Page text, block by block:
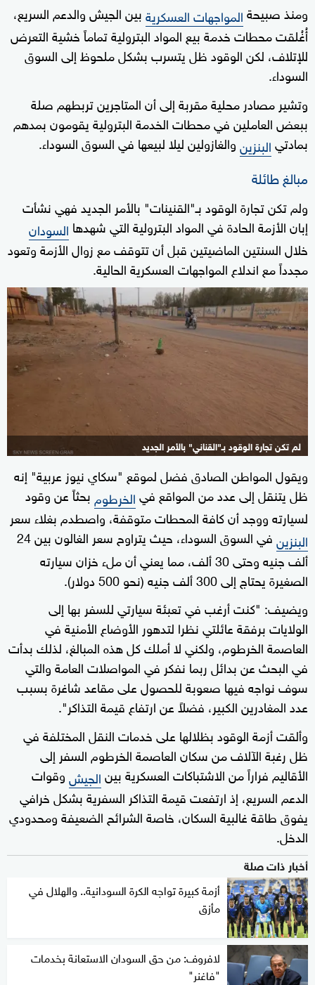
ومنذ صبيحةالمواجهات العسكريةبين الجيش والدعم السريع،
أُغُلقت محطات خدمة بيع المواد البترولية تماماً خشية التعرض
للإتلاف، لكن الوقود ظل يتسرب بشكل ملحوظ إلى السوق
السوداء.
وتشير مصادر محلية مقربة إلى أن المتاجرين تربطهم صلة
ببعض العاملين في محطات الخدمة البترولية يقومون بمدهم
بمادتيالبنزينوالغازولين ليلا لبيعها في السوق السوداء.
مبالغ طائلة
ولم تكن تجارة الوقود بـ"القنينات" بالأمر الجديد فهي نشأت
إبان الأزمة الحادة في المواد البترولية التي شهدها السودان
خلال السنتين الماضيتين قبل أن تتوقف مع زوال الأزمة وتعود
مجدداً مع اندلاع المواجهات العسكرية الحالية.
لم تكن تجارة الوقود بـ"القناني" بالأمر الجديد
ويقول المواطن الصادق فضل لموقع "سكاي نيوز عربية" إنه
ظل يتنقل إلى عدد من المواقع فيالخرطومبحثاً عن وقود
لسيارته ووجد أن كافة المحطات متوقفة، واصطدم بغلاء سعر
البنزين
في السوق السوداء، حيث يتراوح سعر الغالون بين 24
ألف جنيه وحتى 30 ألف، مما يعني أن ملء خزان سيارته
الصغيرة يحتاج إلى 300 ألف جنيه (نحو 500 دولار).
ويضيف: "كنت أرغب في تعبئة سيارتي للسفر بها إلى
الولايات برفقة عائلتي نظرا لتدهور الأوضاع الأمنية في
العاصمة الخرطوم، ولكني لا أملك كل هذه المبالغ، لذلك بدأت
في البحث عن بدائل ربما نفكر في المواصلات العامة والتي
سوف نواجه فيها صعوبة للحصول على مقاعد شاغرة بسبب
عدد المغادرين الكبير، فضلاً عن ارتفاع قيمة التذاكر".
وألقت أزمة الوقود بظلالها على خدمات النقل المختلفة في
ظل رغبة الآلاف من سكان العاصمة الخرطوم السفر إلى
الأقاليم فراراً من الاشتباكات العسكرية بينالجيشوقوات
الدعم السريع، إذ ارتفعت قيمة التذاكر السفرية بشكل خرافي
يفوق طاقة غالبية السكان، خاصة الشرائح الضعيفة ومحدودي
الدخل.
أخبار ذات صلة
أزمة كبيرة تواجه الكرة السودانية.. والهلال في
مأزق
لافروف: من حق السودان الاستعانة بخدمات
"فاغنر"